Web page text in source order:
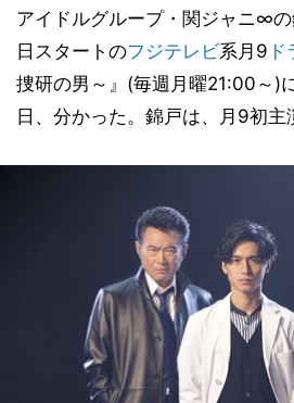
アイドルグループ・関ジャニ∞
日スタートのフジテレビ系月9
捜研の男～』(毎週月曜21:00～)
日、分かった。錦戸は、月9初主